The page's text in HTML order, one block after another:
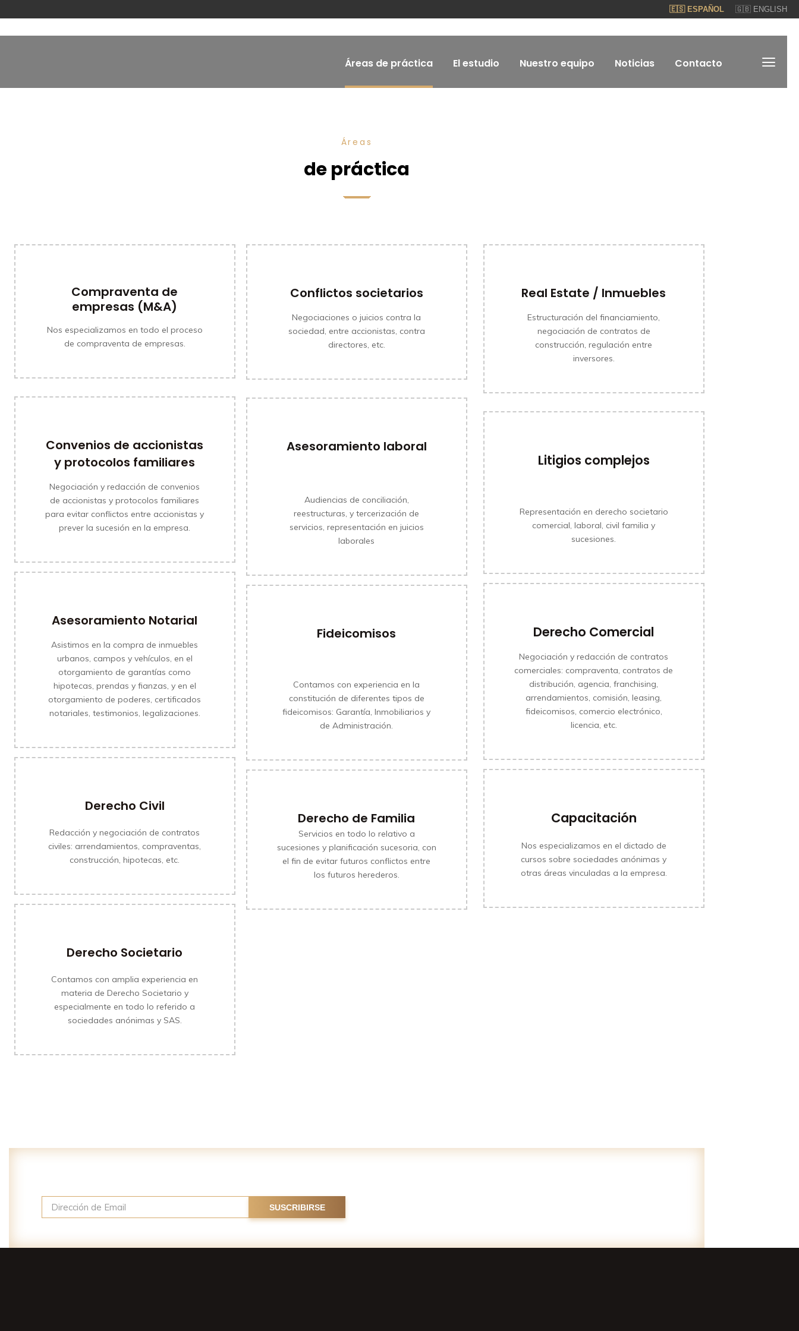
🇪🇸 ESPAÑOL 🇬🇧 ENGLISH
Áreas de práctica El estudio Nuestro equipo Noticias Contacto
Áreas
de práctica
Compraventa de
empresas (M&A)
Nos especializamos en todo el proceso
de compraventa de empresas.
MÁS INFORMACIÓN
Convenios de accionistas
y protocolos familiares
Negociación y redacción de convenios
de accionistas y protocolos familiares
para evitar conflictos entre accionistas y
prever la sucesión en la empresa.
MÁS INFORMACIÓN
Asesoramiento Notarial
Asistimos en la compra de inmuebles
urbanos, campos y vehículos, en el
otorgamiento de garantías como
hipotecas, prendas y fianzas, y en el
otorgamiento de poderes, certificados
notariales, testimonios, legalizaciones.
MÁS INFORMACIÓN
Derecho Civil
Redacción y negociación de contratos
civiles: arrendamientos, compraventas,
construcción, hipotecas, etc.
MÁS INFORMACIÓN
Derecho Societario
Contamos con amplia experiencia en
materia de Derecho Societario y
especialmente en todo lo referido a
sociedades anónimas y SAS.
MÁS INFORMACIÓN
Conflictos societarios
Negociaciones o juicios contra la
sociedad, entre accionistas, contra
directores, etc.
Asesoramiento laboral
Audiencias de conciliación,
reestructuras, y tercerización de
servicios, representación en juicios
laborales
MÁS INFORMACIÓN
Fideicomisos
Contamos con experiencia en la
constitución de diferentes tipos de
fideicomisos: Garantía, Inmobiliarios y
de Administración.
MÁS INFORMACIÓN
Derecho de Familia
Servicios en todo lo relativo a
sucesiones y planificación sucesoria, con
el fin de evitar futuros conflictos entre
los futuros herederos.
Real Estate / Inmuebles
Estructuración del financiamiento,
negociación de contratos de
construcción, regulación entre
inversores.
Litigios complejos
Representación en derecho societario
comercial, laboral, civil familia y
sucesiones.
MÁS INFORMACIÓN
Derecho Comercial
Negociación y redacción de contratos
comerciales: compraventa, contratos de
distribución, agencia, franchising,
arrendamientos, comisión, leasing,
fideicomisos, comercio electrónico,
licencia, etc.
MÁS INFORMACIÓN
Capacitación
Nos especializamos en el dictado de
cursos sobre sociedades anónimas y
otras áreas vinculadas a la empresa.